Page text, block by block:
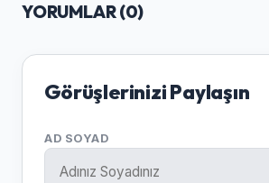
YORUMLAR (0)
Görüşlerinizi Paylaşın
AD SOYAD